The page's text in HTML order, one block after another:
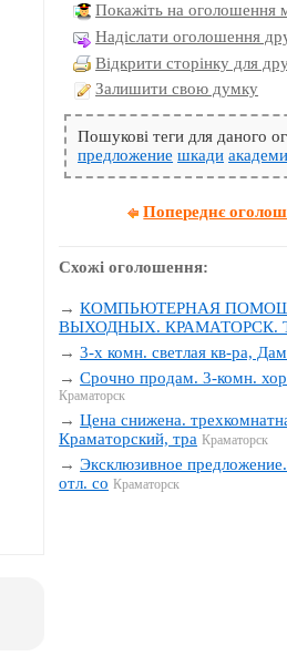
Покажіть на оголошення
Надіслати оголошення
Відкрити сторінку для
Залишити свою думку
Пошукові теги для даного
предложение шкади
Попереднє
Схожі оголошення:
→КОМПЬЮТЕРНАЯ
ВЫХОДНЫХ. КРАМАТОРСК.
→3-х комн. светлая кв-ра,
→Срочно продам. 3-комн.
Краматорск
→Цена снижена.
Краматорский, тра Краматорск
→Эксклюзивное
отл. со Краматорск